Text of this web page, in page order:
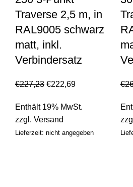
Traverse 2,5 m, in
RAL9005 schwarz
matt, inkl.
Verbindersatz
€227,23 €222,69
Enthält 19% MwSt.
zzgl. Versand
Lieferzeit: nicht angegeben
€